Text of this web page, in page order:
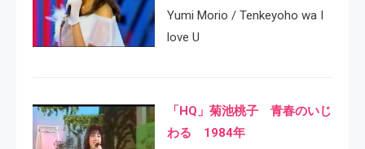
Yumi Morio / Tenkeyoho wa I
love U
「HQ」菊池桃子 青春のいじ
わる 1984年